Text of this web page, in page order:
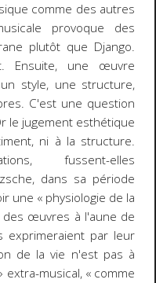
comme des autres
provoque des
plutôt que Django.
. Ensuite, une œuvre
style, une structure,
C'est une question
le jugement esthétique
ni à la structure.
fussent-elles
dans sa période
une « physiologie de la
des œuvres à l'aune de
exprimeraient par leur
de la vie n'est pas à
extra-musical, « comme